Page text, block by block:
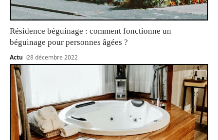
Résidence béguinage : comment fonctionne un
béguinage pour personnes âgées ?
Actu 28 décembre 2022